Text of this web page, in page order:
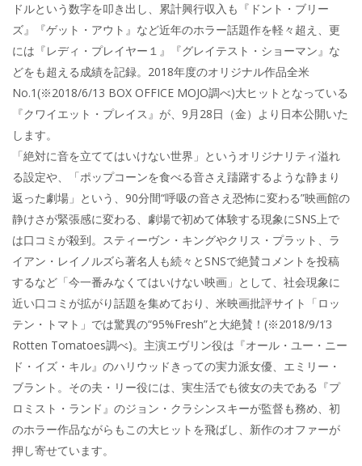
ドルという数字を叩き出し、累計興行収入も『ドント・ブリー
ズ』『ゲット・アウト』など近年のホラー話題作を軽々超え、更
には『レディ・プレイヤー１』『グレイテスト・ショーマン』な
どをも超える成績を記録。2018年度のオリジナル作品全米
No.1(※2018/6/13 BOX OFFICE MOJO調べ)大ヒットとなっている
『クワイエット・プレイス』が、9月28日（金）より日本公開いた
します。
「絶対に音を立ててはいけない世界」というオリジナリティ溢れ
る設定や、「ポップコーンを食べる音さえ躊躇するような静まり
返った劇場」という、90分間“呼吸の音さえ恐怖に変わる”映画館の
静けさが緊張感に変わる、劇場で初めて体験する現象にSNS上で
は口コミが殺到。スティーヴン・キングやクリス・プラット、ラ
イアン・レイノルズら著名人も続々とSNSで絶賛コメントを投稿
するなど「今一番みなくてはいけない映画」として、社会現象に
近い口コミが拡がり話題を集めており、米映画批評サイト「ロッ
テン・トマト」では驚異の“95%Fresh”と大絶賛！(※2018/9/13
Rotten Tomatoes調べ)。主演エヴリン役は『オール・ユー・ニー
ド・イズ・キル』のハリウッドきっての実力派女優、エミリー・
ブラント。その夫・リー役には、実生活でも彼女の夫である『プ
ロミスト・ランド』のジョン・クラシンスキーが監督も務め、初
のホラー作品ながらもこの大ヒットを飛ばし、新作のオファーが
押し寄せています。